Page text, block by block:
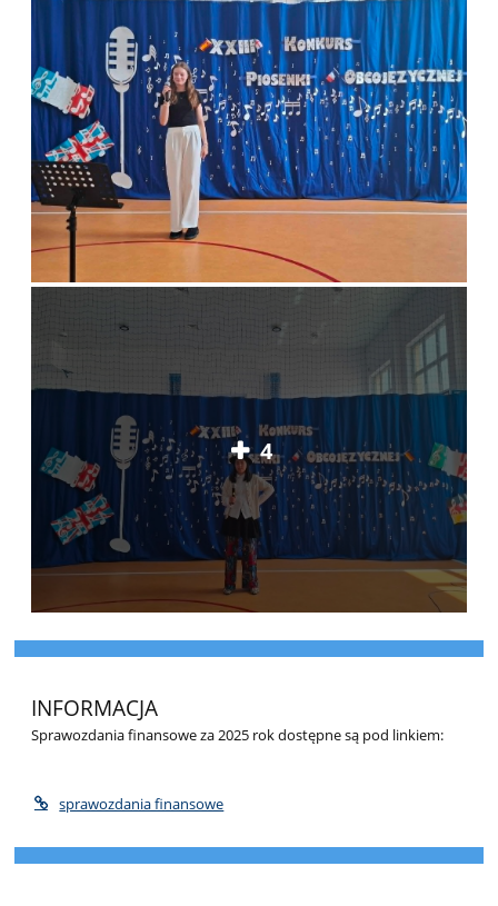
4
INFORMACJA
Sprawozdania finansowe za 2025 rok dostępne są pod linkiem:
sprawozdania finansowe